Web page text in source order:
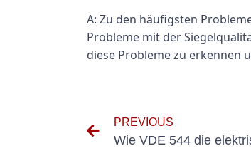
A: Zu den häufigsten
Probleme mit der
diese Probleme zu erkennen
PREVIOUS